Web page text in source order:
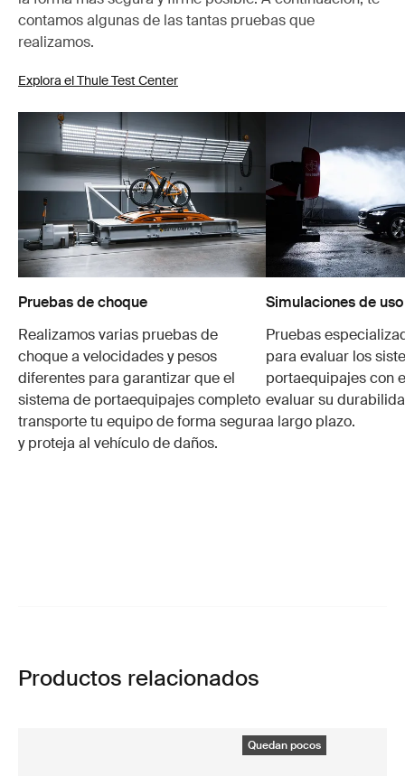
contamos algunas de las tantas pruebas que
realizamos.
Explora el Thule Test Center
Pruebas de choque
Realizamos varias pruebas de
choque a velocidades y pesos
diferentes para garantizar que el
sistema de portaequipajes completo
transporte tu equipo de forma segura
y proteja al vehículo de daños.
Simulaciones de
Pruebas
para evaluar los
portaequipajes con
evaluar su
a largo plazo.
Productos relacionados
Quedan pocos